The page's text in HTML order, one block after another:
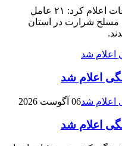
محمودآباد آنلاین : وزارت اطلاعات اعلام کرد: ۲۱ عامل
مسلح شرارت در استان
اعلام شد
06 آگوست 2026
اعلام شد